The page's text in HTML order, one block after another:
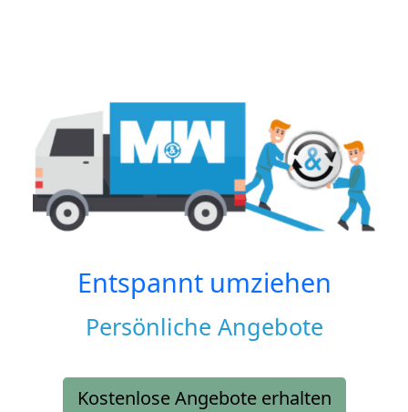
Entspannt umziehen
Persönliche Angebote
Kostenlose Angebote erhalten